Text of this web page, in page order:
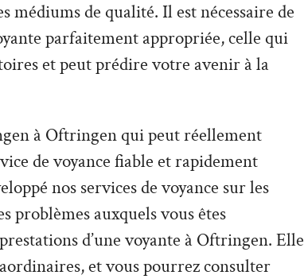
de qualité. Il est nécessaire de
parfaitement appropriée, celle qui
et peut prédire votre avenir à la
à Oftringen qui peut réellement
de voyance fiable et rapidement
nos services de voyance sur les
problèmes auxquels vous êtes
d’une voyante à Oftringen. Elle
et vous pourrez consulter